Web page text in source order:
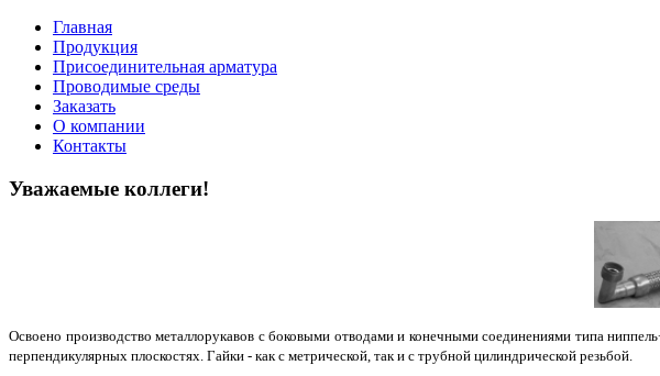
Главная
Продукция
Присоединительная арматура
Проводимые среды
Заказать
О компании
Контакты
Уважаемые коллеги!
Освоено производство металлорукавов с боковыми отводами и конечными соединениями типа
перпендикулярных плоскостях. Гайки - как с метрической, так и с трубной цилиндрической резьбой.